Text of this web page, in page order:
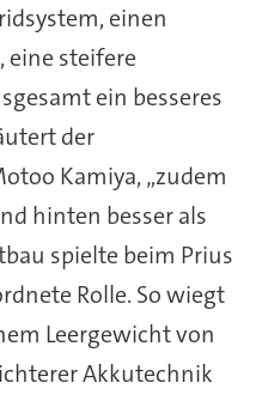
einen
eine steifere
ein besseres
der
Kamiya, „zudem
hinten besser als
spielte beim Prius
Rolle. So wiegt
Leergewicht von
Akkutechnik